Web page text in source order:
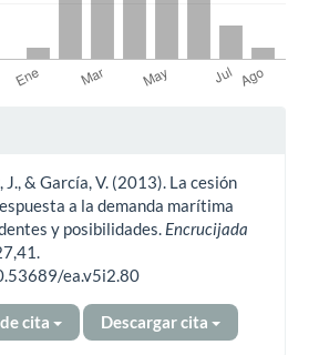
J., & García, V. (2013). La cesión
a la demanda marítima
y posibilidades. Encrucijada
ea.v5i2.80
cita Descargar cita